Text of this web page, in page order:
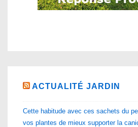
ACTUALITÉ JARDIN
Cette habitude avec ces sachets du
vos plantes de mieux supporter la